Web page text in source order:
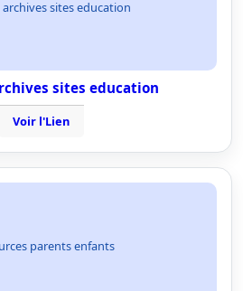
sites education
sites education
Voir l'Lien
parents enfants